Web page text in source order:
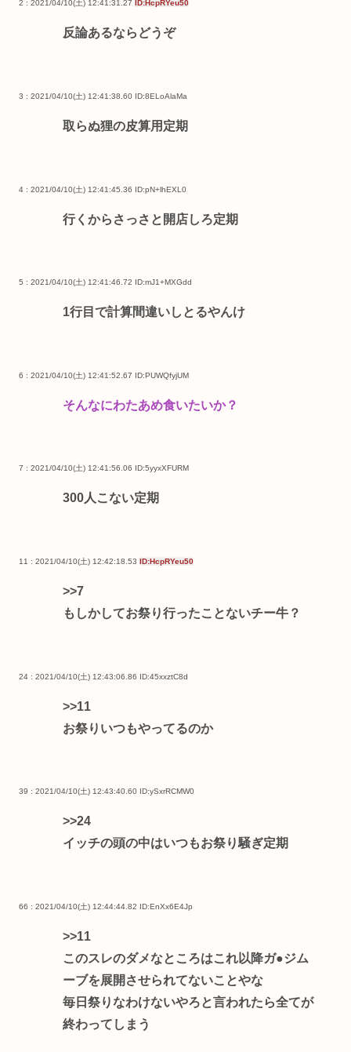
2 : 2021/04/10(土) 12:41:31.27 ID:HcpRYeu50
反論あるならどうぞ
3 : 2021/04/10(土) 12:41:38.60 ID:8ELoAlaMa
取らぬ狸の皮算用定期
4 : 2021/04/10(土) 12:41:45.36 ID:pN+lhEXL0
行くからさっさと開店しろ定期
5 : 2021/04/10(土) 12:41:46.72 ID:mJ1+MXGdd
1行目で計算間違いしとるやんけ
6 : 2021/04/10(土) 12:41:52.67 ID:PUWQfyjUM
そんなにわたあめ食いたいか？
7 : 2021/04/10(土) 12:41:56.06 ID:5yyxXFURM
300人こない定期
11 : 2021/04/10(土) 12:42:18.53 ID:HcpRYeu50
>>7
もしかしてお祭り行ったことないチー牛？
24 : 2021/04/10(土) 12:43:06.86 ID:45xxztC8d
>>11
お祭りいつもやってるのか
39 : 2021/04/10(土) 12:43:40.60 ID:ySxrRCMW0
>>24
イッチの頭の中はいつもお祭り騒ぎ定期
66 : 2021/04/10(土) 12:44:44.82 ID:EnXx6E4Jp
>>11
このスレのダメなところはこれ以降ガ●ジム
ーブを展開させられてないことやな
毎日祭りなわけないやろと言われたら全てが
終わってしまう